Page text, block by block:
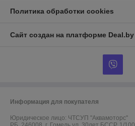
Политика обработки cookies
Сайт создан на платформе Deal.by
Информация для покупателя
Юридическое лицо: ЧТСУП "Аквамоторс"